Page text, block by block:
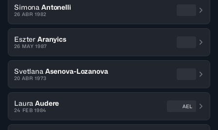
Simona Antonelli
26 ABR 1982
Eszter Aranyics
26 MAY 1987
Svetlana Asenova-Lozanova
20 ABR 1973
Laura Audere
24 FEB 1984
AEL